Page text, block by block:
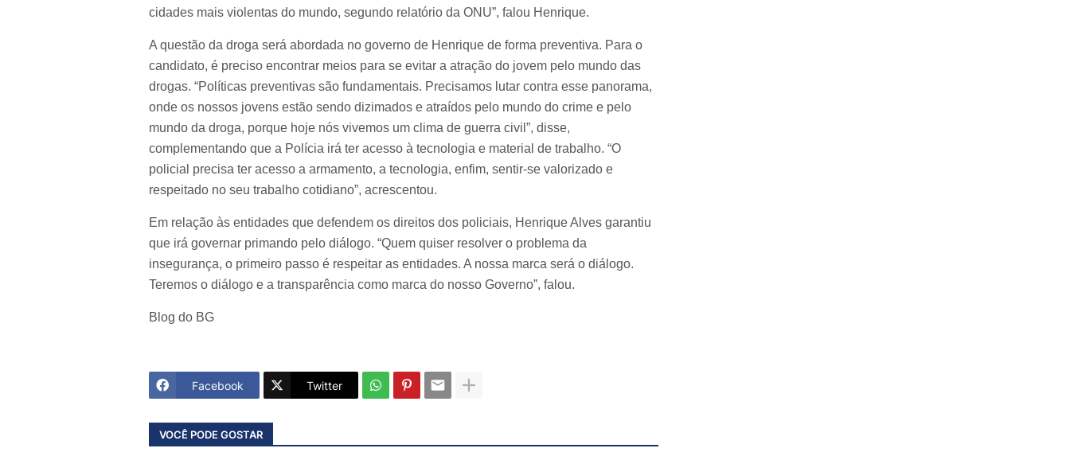
cidades mais violentas do mundo, segundo relatório da ONU”, falou Henrique.
A questão da droga será abordada no governo de Henrique de forma preventiva. Para o
candidato, é preciso encontrar meios para se evitar a atração do jovem pelo mundo das
drogas. “Políticas preventivas são fundamentais. Precisamos lutar contra esse panorama,
onde os nossos jovens estão sendo dizimados e atraídos pelo mundo do crime e pelo
mundo da droga, porque hoje nós vivemos um clima de guerra civil”, disse,
complementando que a Polícia irá ter acesso à tecnologia e material de trabalho. “O
policial precisa ter acesso a armamento, a tecnologia, enfim, sentir-se valorizado e
respeitado no seu trabalho cotidiano”, acrescentou.
Em relação às entidades que defendem os direitos dos policiais, Henrique Alves garantiu
que irá governar primando pelo diálogo. “Quem quiser resolver o problema da
insegurança, o primeiro passo é respeitar as entidades. A nossa marca será o diálogo.
Teremos o diálogo e a transparência como marca do nosso Governo”, falou.
Blog do BG
Facebook Twitter
VOCÊ PODE GOSTAR